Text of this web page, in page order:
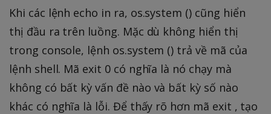
Khi các lệnh echo in ra, os.system () cũng hiển
thị đầu ra trên luồng. Mặc dù không hiển thị
trong console, lệnh os.system () trả về mã của
lệnh shell. Mã exit 0 có nghĩa là nó chạy mà
không có bất kỳ vấn đề nào và bất kỳ số nào
khác có nghĩa là lỗi. Để thấy rõ hơn mã exit , tạo